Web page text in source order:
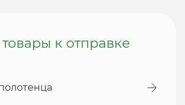
товары к отправке